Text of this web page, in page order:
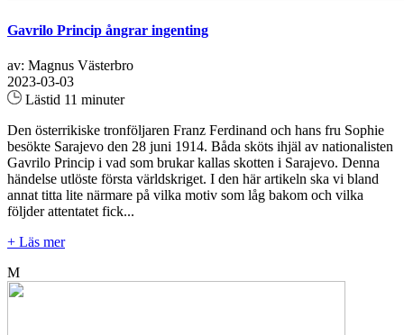
Gavrilo Princip ångrar ingenting
av: Magnus Västerbro
2023-03-03
Lästid 11 minuter
Den österrikiske tronföljaren Franz Ferdinand och hans fru Sophie
besökte Sarajevo den 28 juni 1914. Båda sköts ihjäl av nationalisten
Gavrilo Princip i vad som brukar kallas skotten i Sarajevo. Denna
händelse utlöste första världskriget. I den här artikeln ska vi bland
annat titta lite närmare på vilka motiv som låg bakom och vilka
följder attentatet fick...
+ Läs mer
M